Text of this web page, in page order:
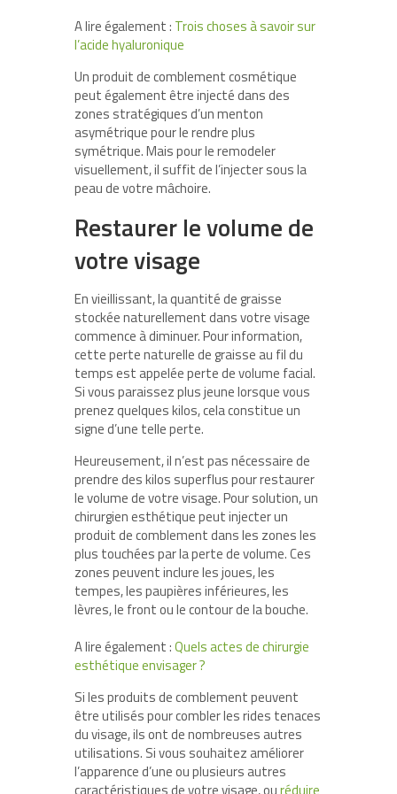
A lire également : Trois choses à savoir sur
l’acide hyaluronique
Un produit de comblement cosmétique
peut également être injecté dans des
zones stratégiques d’un menton
asymétrique pour le rendre plus
symétrique. Mais pour le remodeler
visuellement, il suffit de l’injecter sous la
peau de votre mâchoire.
Restaurer le volume de
votre visage
En vieillissant, la quantité de graisse
stockée naturellement dans votre visage
commence à diminuer. Pour information,
cette perte naturelle de graisse au fil du
temps est appelée perte de volume facial.
Si vous paraissez plus jeune lorsque vous
prenez quelques kilos, cela constitue un
signe d’une telle perte.
Heureusement, il n’est pas nécessaire de
prendre des kilos superflus pour restaurer
le volume de votre visage. Pour solution, un
chirurgien esthétique peut injecter un
produit de comblement dans les zones les
plus touchées par la perte de volume. Ces
zones peuvent inclure les joues, les
tempes, les paupières inférieures, les
lèvres, le front ou le contour de la bouche.
A lire également :Quels actes de chirurgie
esthétique envisager ?
Si les produits de comblement peuvent
être utilisés pour combler les rides tenaces
du visage, ils ont de nombreuses autres
utilisations. Si vous souhaitez améliorer
l’apparence d’une ou plusieurs autres